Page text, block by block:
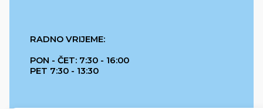
RADNO VRIJEME:
PON - ČET: 7:30 - 16:00
PET 7:30 - 13:30